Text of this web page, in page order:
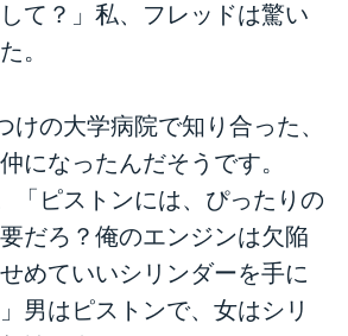
して？」私、フレッドは驚い
。
けの大学病院で知り合った、
になったんだそうです。
「ピストンには、ぴったりの
だろ？俺のエンジンは欠陥
めていいシリンダーを手に
男はピストンで、女はシリ